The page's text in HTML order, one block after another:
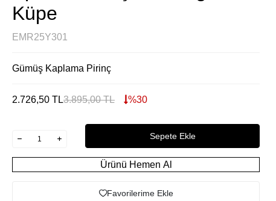
Küpe
EMR25Y301
Gümüş Kaplama Pirinç
2.726,50 TL3.895,00TL %30
Sepete Ekle
Ürünü Hemen Al
Favorilerime Ekle